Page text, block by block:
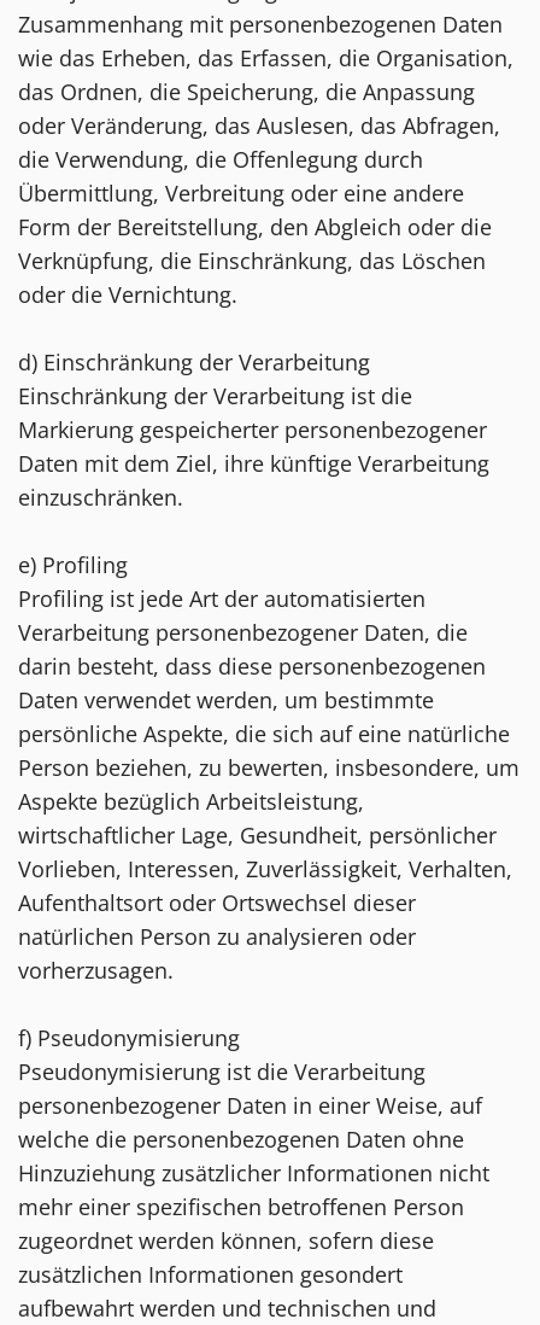
Zusammenhang mit personenbezogenen Daten
wie das Erheben, das Erfassen, die Organisation,
das Ordnen, die Speicherung, die Anpassung
oder Veränderung, das Auslesen, das Abfragen,
die Verwendung, die Offenlegung durch
Übermittlung, Verbreitung oder eine andere
Form der Bereitstellung, den Abgleich oder die
Verknüpfung, die Einschränkung, das Löschen
oder die Vernichtung.
d) Einschränkung der Verarbeitung
Einschränkung der Verarbeitung ist die
Markierung gespeicherter personenbezogener
Daten mit dem Ziel, ihre künftige Verarbeitung
einzuschränken.
e) Profiling
Profiling ist jede Art der automatisierten
Verarbeitung personenbezogener Daten, die
darin besteht, dass diese personenbezogenen
Daten verwendet werden, um bestimmte
persönliche Aspekte, die sich auf eine natürliche
Person beziehen, zu bewerten, insbesondere, um
Aspekte bezüglich Arbeitsleistung,
wirtschaftlicher Lage, Gesundheit, persönlicher
Vorlieben, Interessen, Zuverlässigkeit, Verhalten,
Aufenthaltsort oder Ortswechsel dieser
natürlichen Person zu analysieren oder
vorherzusagen.
f) Pseudonymisierung
Pseudonymisierung ist die Verarbeitung
personenbezogener Daten in einer Weise, auf
welche die personenbezogenen Daten ohne
Hinzuziehung zusätzlicher Informationen nicht
mehr einer spezifischen betroffenen Person
zugeordnet werden können, sofern diese
zusätzlichen Informationen gesondert
aufbewahrt werden und technischen und